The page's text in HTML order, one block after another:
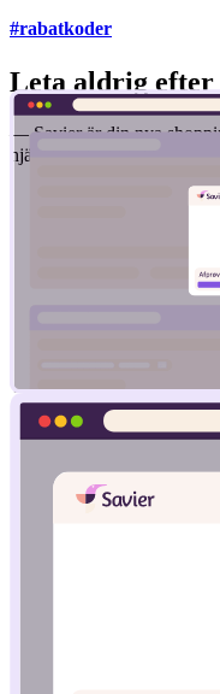
#rabatkoder
Leta aldrig efter
— Savier är din nya
hjälper dig att få det bästa